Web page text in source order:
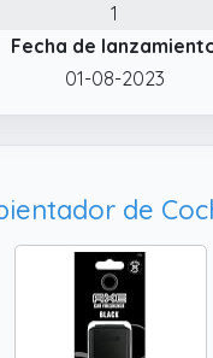
usar: Simplemente
coche olor nuevo en
déjelo hacer su
malos olores: Este
diseñado para
y limpio.
1
Fecha de
01-08-2023